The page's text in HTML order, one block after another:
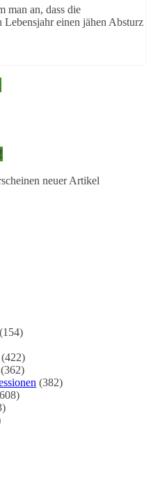
man an, dass die
einen jähen Absturz
neuer Artikel
(422)
(362)
(382)